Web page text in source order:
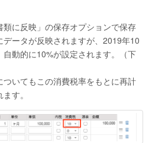
に反映」の保存オプションで保存
データが反映されますが、2019年10
自動的に10%が設定されます。（下
いてもこの消費税率をもとに再計
す。